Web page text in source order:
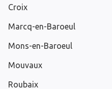
Croix
Marcq-en-Baroeul
Mons-en-Baroeul
Mouvaux
Roubaix